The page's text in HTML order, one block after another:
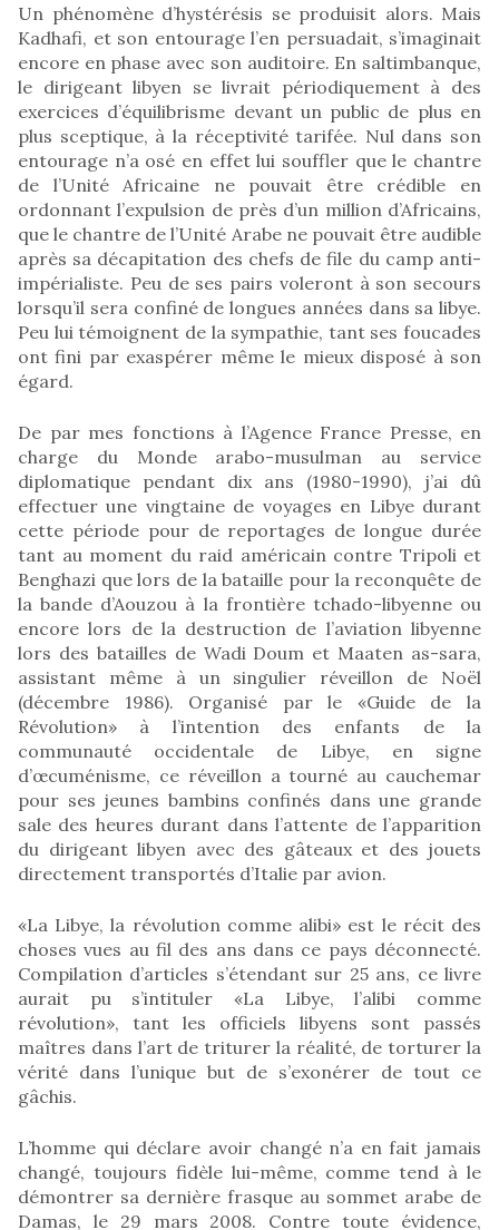
Un phénomène d’hystérésis se produisit alors. Mais
Kadhafi, et son entourage l’en persuadait, s’imaginait
encore en phase avec son auditoire. En saltimbanque,
le dirigeant libyen se livrait périodiquement à des
exercices d’équilibrisme devant un public de plus en
plus sceptique, à la réceptivité tarifée. Nul dans son
entourage n’a osé en effet lui souffler que le chantre
de l’Unité Africaine ne pouvait être crédible en
ordonnant l’expulsion de près d’un million d’Africains,
que le chantre de l’Unité Arabe ne pouvait être audible
après sa décapitation des chefs de file du camp anti-
impérialiste. Peu de ses pairs voleront à son secours
lorsqu’il sera confiné de longues années dans sa libye.
Peu lui témoignent de la sympathie, tant ses foucades
ont fini par exaspérer même le mieux disposé à son
égard.
De par mes fonctions à l’Agence France Presse, en
charge du Monde arabo-musulman au service
diplomatique pendant dix ans (1980-1990), j’ai dû
effectuer une vingtaine de voyages en Libye durant
cette période pour de reportages de longue durée
tant au moment du raid américain contre Tripoli et
Benghazi que lors de la bataille pour la reconquête de
la bande d’Aouzou à la frontière tchado-libyenne ou
encore lors de la destruction de l’aviation libyenne
lors des batailles de Wadi Doum et Maaten as-sara,
assistant même à un singulier réveillon de Noël
(décembre 1986). Organisé par le «Guide de la
Révolution» à l’intention des enfants de la
communauté occidentale de Libye, en signe
d’œcuménisme, ce réveillon a tourné au cauchemar
pour ses jeunes bambins confinés dans une grande
sale des heures durant dans l’attente de l’apparition
du dirigeant libyen avec des gâteaux et des jouets
directement transportés d’Italie par avion.
«La Libye, la révolution comme alibi» est le récit des
choses vues au fil des ans dans ce pays déconnecté.
Compilation d’articles s’étendant sur 25 ans, ce livre
aurait pu s’intituler «La Libye, l’alibi comme
révolution», tant les officiels libyens sont passés
maîtres dans l’art de triturer la réalité, de torturer la
vérité dans l’unique but de s’exonérer de tout ce
gâchis.
L’homme qui déclare avoir changé n’a en fait jamais
changé, toujours fidèle lui-même, comme tend à le
démontrer sa dernière frasque au sommet arabe de
Damas, le 29 mars 2008. Contre toute évidence,